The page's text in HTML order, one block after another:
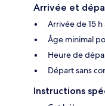
Arrivée et
Arrivée de 15 h
Âge minimal
Heure de
Départ sans
Instructions